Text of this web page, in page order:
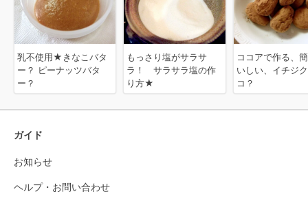
乳不使用★きなこバタ
ー？ ピーナッツバタ
ー？
もっさり塩がサラサ
ラ！ サラサラ塩の作
り方★
ココアで作る、
いしい、イチジ
コ？
ガイド
お知らせ
ヘルプ・お問い合わせ